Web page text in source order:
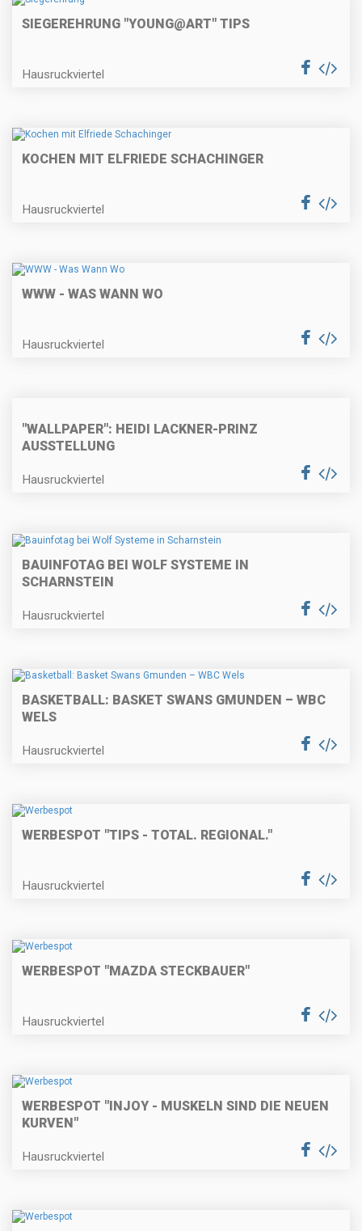
SIEGEREHRUNG "YOUNG@ART" TIPS
Hausruckviertel
KOCHEN MIT ELFRIEDE SCHACHINGER
Hausruckviertel
WWW - WAS WANN WO
Hausruckviertel
"WALLPAPER": HEIDI LACKNER-PRINZ
AUSSTELLUNG
Hausruckviertel
BAUINFOTAG BEI WOLF SYSTEME IN
SCHARNSTEIN
Hausruckviertel
BASKETBALL: BASKET SWANS GMUNDEN – WBC
WELS
Hausruckviertel
WERBESPOT "TIPS - TOTAL. REGIONAL."
Hausruckviertel
WERBESPOT "MAZDA STECKBAUER"
Hausruckviertel
WERBESPOT "INJOY - MUSKELN SIND DIE NEUEN
KURVEN"
Hausruckviertel